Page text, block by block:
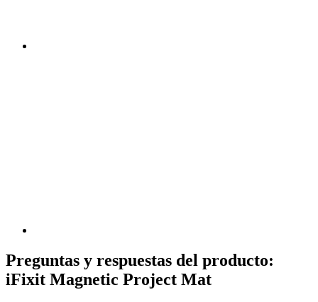
Preguntas y respuestas del producto:
iFixit Magnetic Project Mat